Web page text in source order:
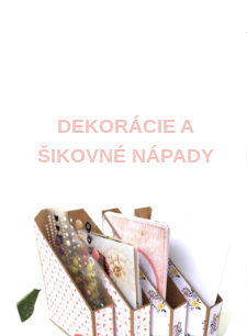
DEKORÁCIE A
ŠIKOVNÉ NÁPADY